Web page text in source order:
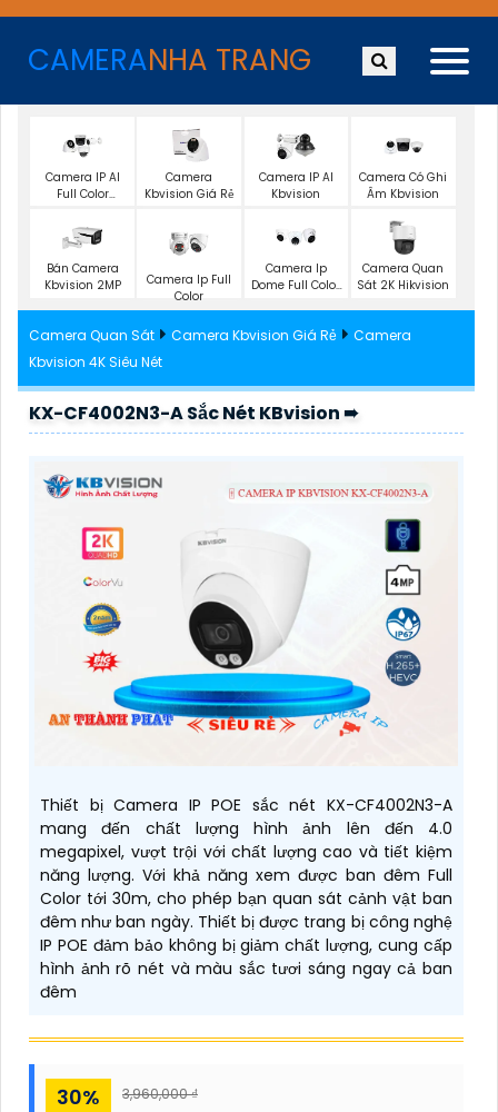
CAMERANHA TRANG
Camera IP AI
Full Color
Camera
Kbvision Giá Rẻ
Camera IP AI
Kbvision
Camera Có Ghi
Âm Kbvision
Bán Camera
Kbvision 2MP
Camera Ip Full
Color
Camera Ip
Dome Full Color
Camera Quan
Sát 2K Hikvision
Camera Quan Sát Camera Kbvision Giá Rẻ
Camera
Kbvision 4K Siêu Nét
KX-CF4002N3-A Sắc Nét KBvision ➠
Thiết bị Camera IP POE sắc nét KX-CF4002N3-A
mang đến chất lượng hình ảnh lên đến 4.0
megapixel, vượt trội với chất lượng cao và tiết kiệm
năng lượng. Với khả năng xem được ban đêm Full
Color tới 30m, cho phép bạn quan sát cảnh vật ban
đêm như ban ngày. Thiết bị được trang bị công nghệ
IP POE đảm bảo không bị giảm chất lượng, cung cấp
hình ảnh rõ nét và màu sắc tươi sáng ngay cả ban
đêm
30% 3,960,000 ₫